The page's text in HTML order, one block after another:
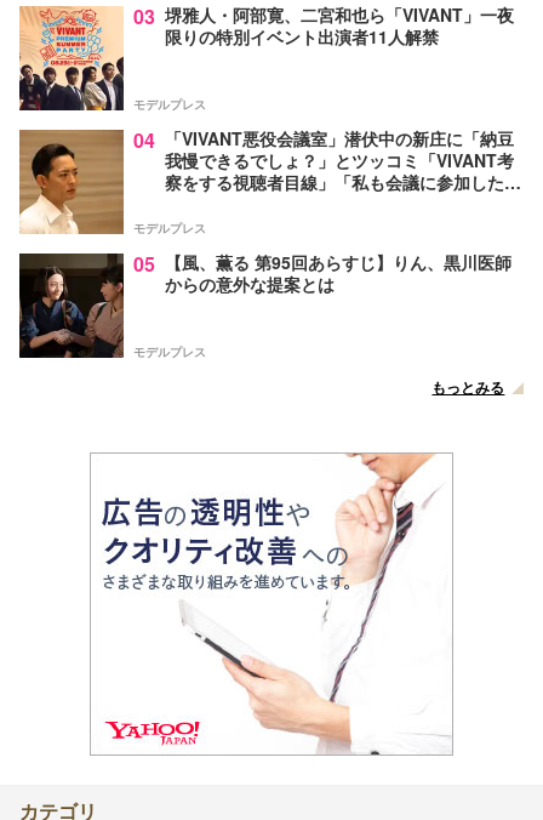
03 堺雅人・阿部寛、二宮和也ら「VIVANT」一夜
限りの特別イベント出演者11人解禁
モデルプレス
04
「VIVANT悪役会議室」潜伏中の新庄に「納豆
我慢できるでしょ？」とツッコミ「VIVANT考
察をする視聴者目線」「私も会議に参加した
モデルプレス
05
【風、薫る 第95回あらすじ】りん、黒川医師
からの意外な提案とは
モデルプレス
もっとみる
カテゴリ